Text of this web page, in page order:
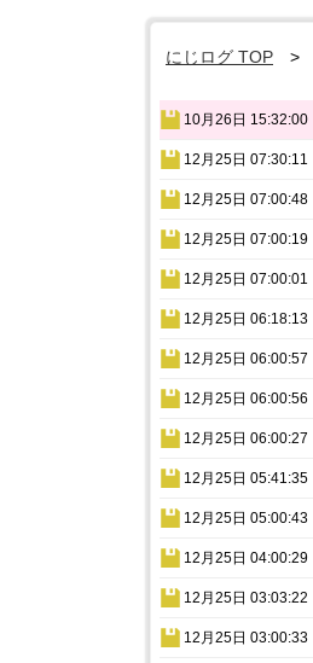
にじログ TOP
10月26日 15:32:00
12月25日 07:30:11
12月25日 07:00:48
12月25日 07:00:19
12月25日 07:00:01
12月25日 06:18:13
12月25日 06:00:57
12月25日 06:00:56
12月25日 06:00:27
12月25日 05:41:35
12月25日 05:00:43
12月25日 04:00:29
12月25日 03:03:22
12月25日 03:00:33